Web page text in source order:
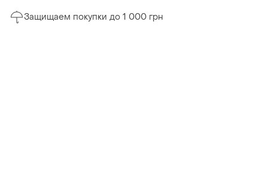
Защищаем покупки до 1 000 грн